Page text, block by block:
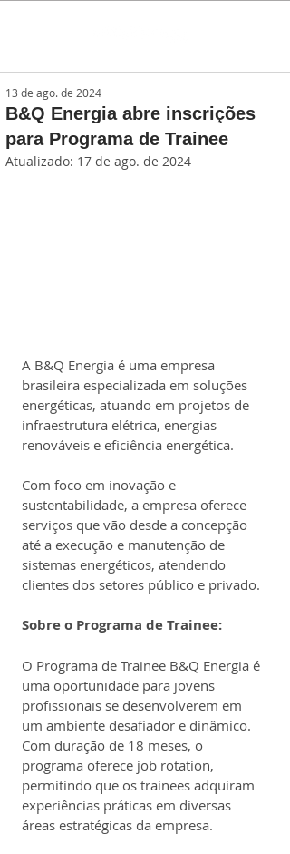
B&Q Energia abre inscrições
para Programa de Trainee
13 de ago. de 2024
Atualizado: 17 de ago. de 2024
A B&Q Energia é uma empresa
brasileira especializada em soluções
energéticas, atuando em projetos de
infraestrutura elétrica, energias
renováveis e eficiência energética.
Com foco em inovação e
sustentabilidade, a empresa oferece
serviços que vão desde a concepção
até a execução e manutenção de
sistemas energéticos, atendendo
clientes dos setores público e privado.
Sobre o Programa de Trainee:
O Programa de Trainee B&Q Energia é
uma oportunidade para jovens
profissionais se desenvolverem em
um ambiente desafiador e dinâmico.
Com duração de 18 meses, o
programa oferece job rotation,
permitindo que os trainees adquiram
experiências práticas em diversas
áreas estratégicas da empresa.